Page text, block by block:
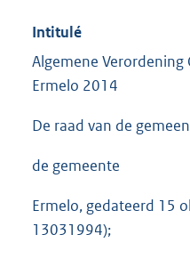
Intitulé
Algemene
Ermelo 2014
De raad van de
de gemeente
Ermelo, gedateerd 15
13031994);